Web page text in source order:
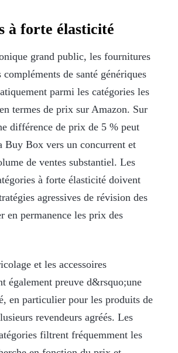
à forte élasticité
grand public, les fournitures
compléments de santé génériques
parmi les catégories les
termes de prix sur Amazon. Sur
différence de prix de 5 % peut
Buy Box vers un concurrent et
de ventes substantiel. Les
à forte élasticité doivent
agressives de révision des
en permanence les prix des
et les accessoires
également preuve d&rsquo;une
en particulier pour les produits de
revendeurs agréés. Les
filtrent fréquemment les